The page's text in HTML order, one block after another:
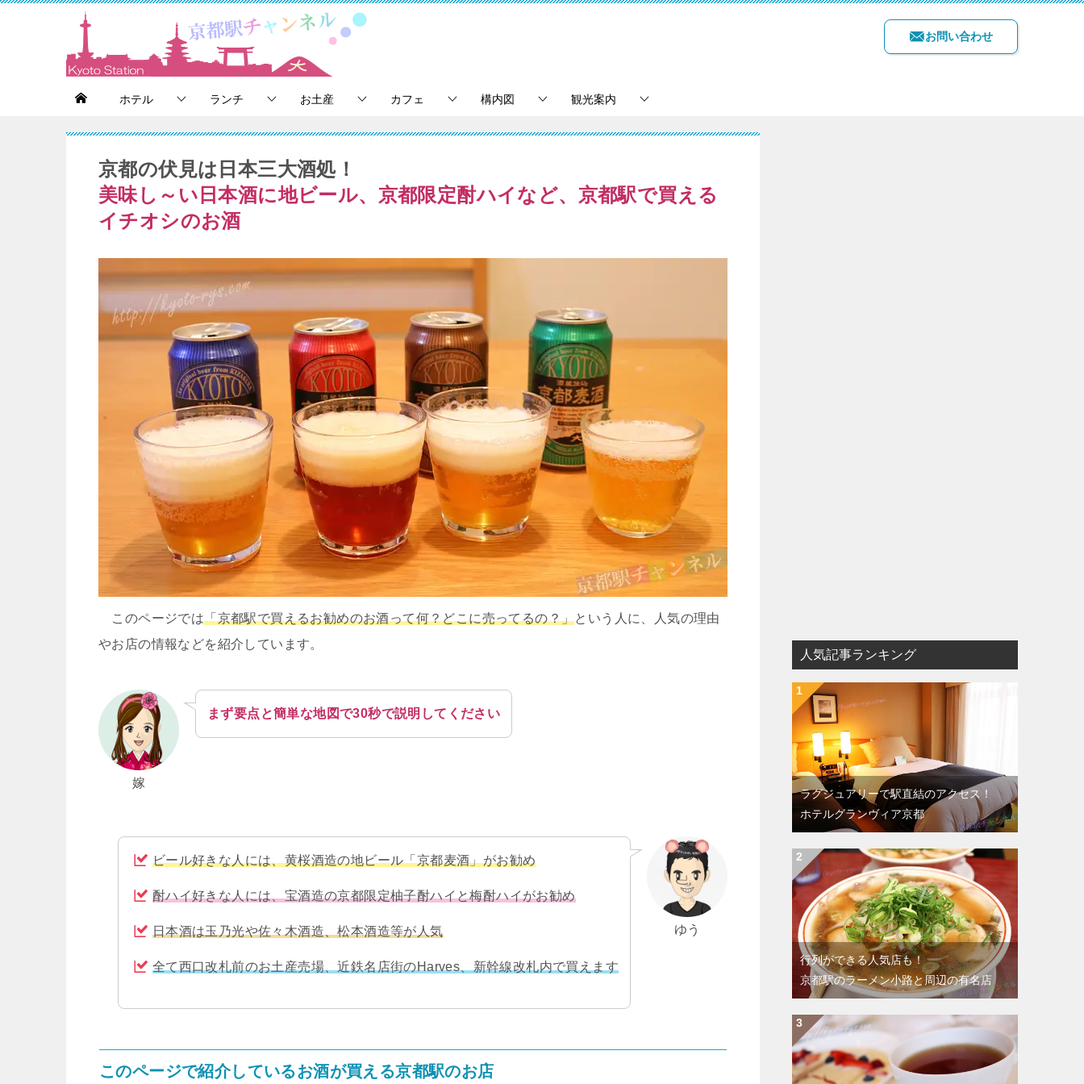
お問い合わせ
ホテル ランチ お土産 カフェ 構内図 観光案内
京都の伏見は日本三大酒処！
美味し～い日本酒に地ビール、京都限定酎ハイなど、京都駅で買える
イチオシのお酒
このページでは「京都駅で買えるお勧めのお酒って何？どこに売ってるの？」という人に、人気の理由
やお店の情報などを紹介しています。
嫁
まず要点と簡単な地図で30秒で説明してください
ゆう
ビール好きな人には、黄桜酒造の地ビール「京都麦酒」がお勧め
酎ハイ好きな人には、宝酒造の京都限定柚子酎ハイと梅酎ハイがお勧め
日本酒は玉乃光や佐々木酒造、松本酒造等が人気
全て西口改札前のお土産売場、近鉄名店街のHarves、新幹線改札内で買えます
このページで紹介しているお酒が買える京都駅のお店
人気記事ランキング
ラグジュアリーで駅直結のアクセス！
ホテルグランヴィア京都
行列ができる人気店も！
京都駅のラーメン小路と周辺の有名店